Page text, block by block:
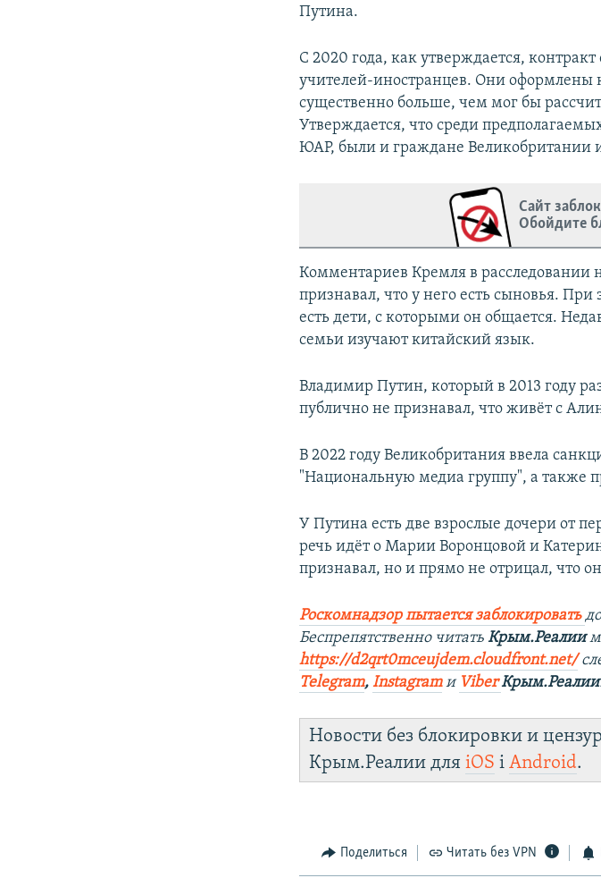
Путина.
С 2020 года, как утверждается,
учителей-иностранцев. Они оформлены
существенно больше, чем мог бы
Утверждается, что среди
ЮАР, были и граждане Великобритании
Сайт
Обойдите
Комментариев Кремля в расследовании
признавал, что у него есть сыновья. При
есть дети, с которыми он общается.
семьи изучают китайский язык.
Владимир Путин, который в 2013 году
публично не признавал, что живёт с
В 2022 году Великобритания ввела
"Национальную медиа группу", а также
У Путина есть две взрослые дочери от
речь идёт о Марии Воронцовой и
признавал, но и прямо не отрицал, что
Роскомнадзор пытается заблокировать
Беспрепятственно читатьКрым.Реалии
https://d2qrt0mceujdem.cloudfront.net/
Telegram,Instagramи Viber Крым.Реалии
Новости без блокировки и
Крым.Реалии дляiOS іAndroid.
Поделиться Читать без VPN